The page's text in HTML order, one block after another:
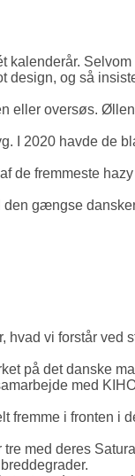
kalenderår. Selvom
design, og så
eller oversøs.
I 2020 havde de
de fremmeste hazy
den gængse
vi forstår ved
på det danske
med
fremme i fronten i
med deres